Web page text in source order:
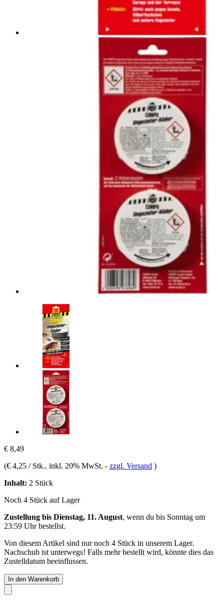
€ 8,49
(€ 4,25 / Stk., inkl. 20% MwSt. - zzgl. Versand )
Inhalt: 2 Stück
Noch 4 Stück auf Lager
Zustellung bis Dienstag, 11. August, wenn du bis Sonntag um
23:59 Uhrbestellst.
Von diesem Artikel sind nur noch 4 Stück in unserem Lager.
Nachschub ist unterwegs! Falls mehr bestellt wird, könnte dies das
Zustelldatum beeinflussen.
In den Warenkorb